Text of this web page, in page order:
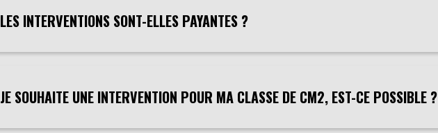
LES INTERVENTIONS SONT-ELLES PAYANTES ?
JE SOUHAITE UNE INTERVENTION POUR MA CLASSE DE CM2, EST-CE POSSIBLE ?